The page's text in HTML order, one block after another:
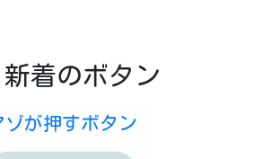
新着のボタン
ゾが押すボタン